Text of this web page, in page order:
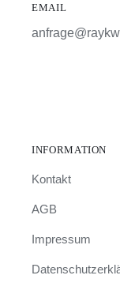
EMAIL
INFORMATION
Kontakt
AGB
Impressum